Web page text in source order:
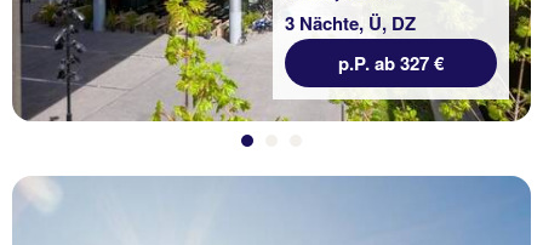
3 Nächte, Ü, DZ
p.P. ab 327 €